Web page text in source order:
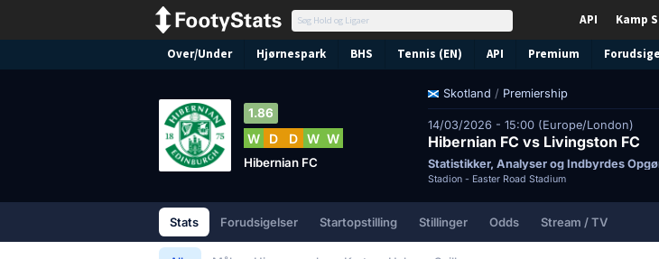
Kamp
API
Over/Under Hjørnespark BHS Tennis (EN) API Premium
Skotland / Premiership
14/03/2026 - 15:00 (Europe/London)
Hibernian FC vs Livingston FC
Statistikker, Analyser og Indbyrdes
Stadion - Easter Road Stadium
1.86
W D D W W
Hibernian FC
Stats Forudsigelser Startopstilling Stillinger Odds Stream / TV